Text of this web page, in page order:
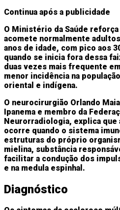
Continua após a publicidade
O Ministério da Saúde
acomete normalmente
anos de idade, com pico aos
quando se inicia fora dessa
duas vezes mais frequente
menor incidência na
oriental e indígena.
O neurocirurgião Orlando
Ipanema e membro da
Neurorradiologia, explica
ocorre quando o sistema
estruturas do próprio
mielina, substância
facilitar a condução dos
e na medula espinhal.
Diagnóstico